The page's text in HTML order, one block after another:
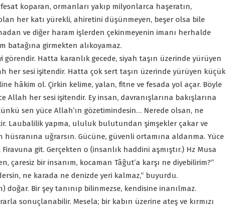
koparan, ormanları yakıp milyonlarca haşeratın,
her katı yürekli, ahiretini düşünmeyen, beşer olsa bile
ve diğer haram işlerden çekinmeyenin imanı herhalde
batağına girmekten alıkoyamaz.
görendir. Hatta karanlık gecede, siyah taşın üzerinde yürüyen
her sesi işitendir. Hatta çok sert taşın üzerinde yürüyen küçük
hâkim ol. Çirkin kelime, yalan, fitne ve fesada yol açar. Böyle
Allah her sesi işitendir. Ey insan, davranışlarına bakışlarına
sen yüce Allah’ın gözetimindesin… Nerede olsan, ne
Laubalilik yapma, ululuk bulutundan şimşekler çakar ve
hüsranına uğrarsın. Gücüne, güvenli ortamına aldanma. Yüce
git. Gerçekten o (insanlık haddini aşmıştır.) Hz Musa
çaresiz bir insanım, kocaman Tâğut’a karşı ne diyebilirim?”
ne karada ne denizde yeri kalmaz,” buyurdu.
Bir şey tanınıp bilinmezse, kendisine inanılmaz.
sonuçlanabilir. Mesela; bir kabın üzerine ateş ve kırmızı